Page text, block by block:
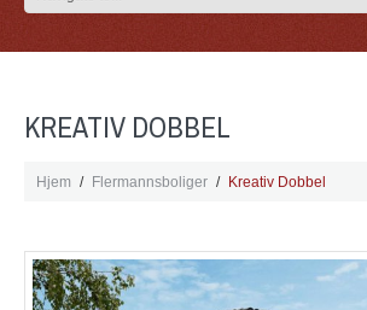
KREATIV DOBBEL
Hjem Flermannsboliger Kreativ Dobbel